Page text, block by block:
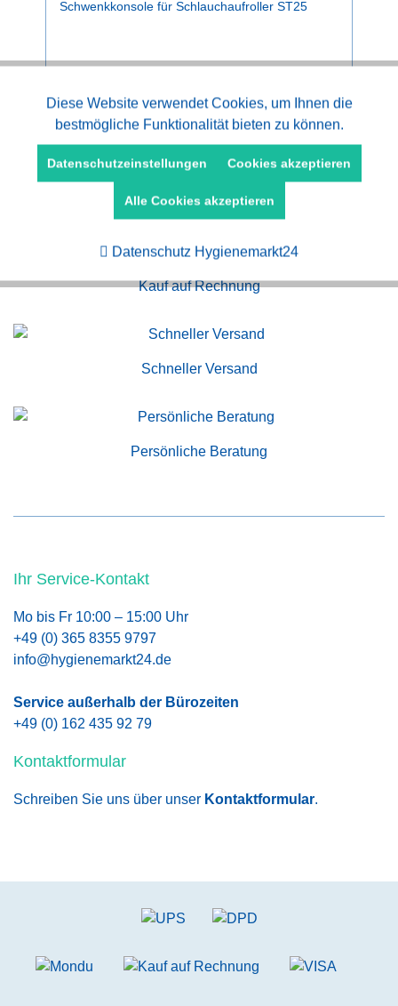
Schwenkkonsole für Schlauchaufroller ST25
Kauf auf Rechnung
Schneller Versand
Persönliche Beratung
Ihr Service-Kontakt
Mo bis Fr 10:00 – 15:00 Uhr
+49 (0) 365 8355 9797
info@hygienemarkt24.de
Service außerhalb der Bürozeiten
+49 (0) 162 435 92 79
Kontaktformular
Schreiben Sie uns über unser Kontaktformular.
Funktionale Aktiv
Marketing Aktiv
Aktiv
Diese Website verwendet Cookies, um Ihnen die
bestmögliche Funktionalität bieten zu können.
Datenschutzeinstellungen Cookies akzeptieren
Alle Cookies akzeptieren
Datenschutz Hygienemarkt24